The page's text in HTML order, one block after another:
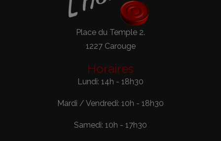
Place du Temple 2.
1227 Carouge
Horaires
Lundi: 14h - 18h30
Mardi / Vendredi: 10h - 18h30
Samedi: 10h - 17h30